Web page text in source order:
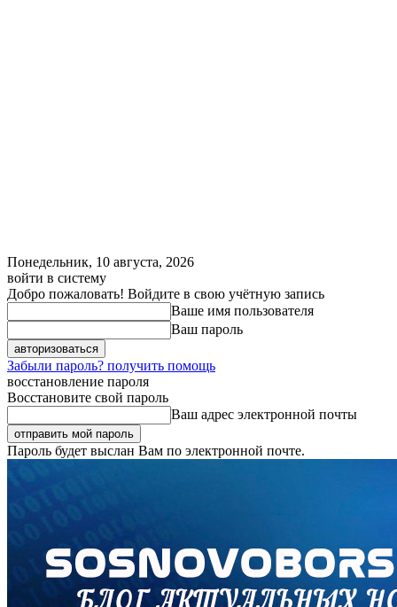
Понедельник, 10 августа, 2026
войти в систему
Добро пожаловать! Войдите в свою учётную запись
Ваше имя пользователя
Ваш пароль
Забыли пароль? получить помощь
восстановление пароля
Восстановите свой пароль
Ваш адрес электронной почты
Пароль будет выслан Вам по электронной почте.